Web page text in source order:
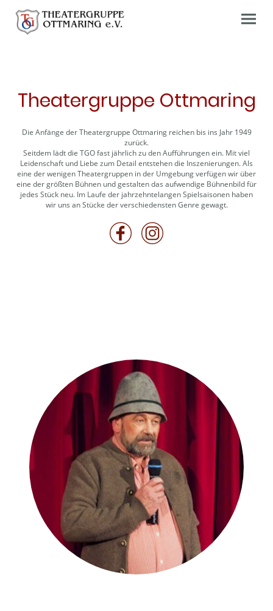
Theatergruppe Ottmaring
Die Anfänge der Theatergruppe Ottmaring reichen bis ins Jahr 1949
zurück.
Seitdem lädt die TGO fast jährlich zu den Aufführungen ein. Mit viel
Leidenschaft und Liebe zum Detail entstehen die Inszenierungen. Als
eine der wenigen Theatergruppen in der Umgebung verfügen wir über
eine der größten Bühnen und gestalten das aufwendige Bühnenbild für
jedes Stück neu. Im Laufe der jahrzehntelangen Spielsaisonen haben
wir uns an Stücke der verschiedensten Genre gewagt.